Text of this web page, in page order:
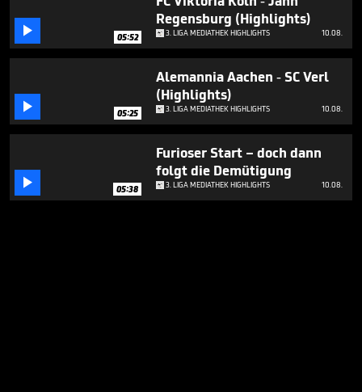
 05:52
Regensburg (Highlights)
3. LIGA MEDIATHEK HIGHLIGHTS 10.08.
 05:25
Alemannia Aachen - SC Verl
(Highlights)
3. LIGA MEDIATHEK HIGHLIGHTS 10.08.
 05:38
Furioser Start – doch dann
folgt die Demütigung
3. LIGA MEDIATHEK HIGHLIGHTS 10.08.